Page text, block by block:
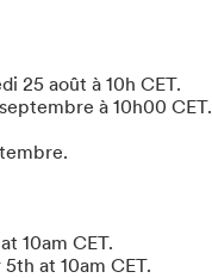
25 août à 10h CET.
à 10h00 CET.
10am CET.
at 10am CET.